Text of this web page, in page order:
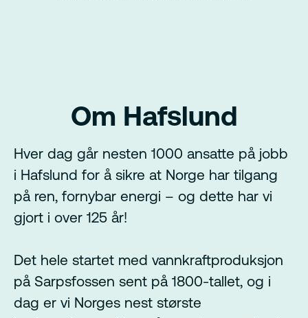
Om Hafslund
Hver dag går nesten 1000 ansatte på jobb
i Hafslund for å sikre at Norge har tilgang
på ren, fornybar energi – og dette har vi
gjort i over 125 år!
Det hele startet med vannkraftproduksjon
på Sarpsfossen sent på 1800-tallet, og i
dag er vi Norges nest største